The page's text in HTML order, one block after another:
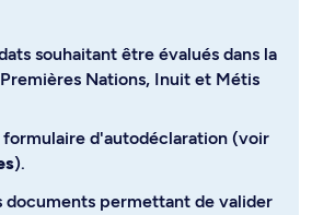
souhaitant être évalués dans la
Nations, Inuit et Métis
d'autodéclaration (voir
).
documents permettant de valider